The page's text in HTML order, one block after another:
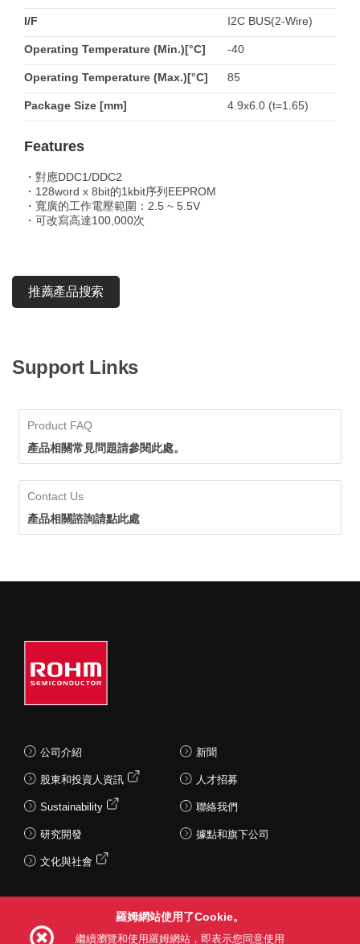
I/F I2C BUS(2-Wire)
Operating Temperature (Min.)[°C] -40
Operating Temperature (Max.)[°C] 85
Package Size [mm] 4.9x6.0 (t=1.65)
Features
・對應DDC1/DDC2
・128word x 8bit的1kbit序列EEPROM
・寬廣的工作電壓範圍：2.5 ~ 5.5V
・可改寫高達100,000次
推薦產品搜索
Support Links
Product FAQ
產品相關常見問題請參閱此處。
Contact Us
產品相關諮詢請點此處
公司介紹
股東和投資人資訊
Sustainability
研究開發
文化與社會
新聞
人才招募
聯絡我們
據點和旗下公司
羅姆網站使用了Cookie。
繼續瀏覽和使用羅姆網站，即表示您同意使用